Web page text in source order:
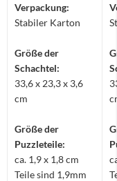
Verpackung:
Stabiler Karton
Größe der
Schachtel:
33,6 x 23,3 x 3,6
cm
Größe der
Puzzleteile:
ca. 1,9 x 1,8 cm
Teile sind 1,9mm